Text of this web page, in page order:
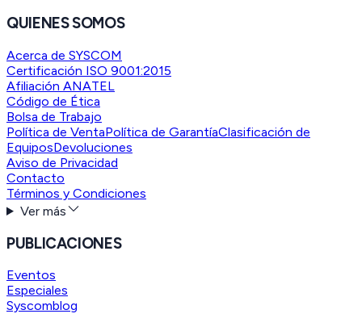
QUIENES SOMOS
Acerca de SYSCOM
Certificación ISO 9001:2015
Afiliación ANATEL
Código de Ética
Bolsa de Trabajo
Política de VentaPolítica de GarantíaClasificación de
EquiposDevoluciones
Aviso de Privacidad
Contacto
Términos y Condiciones
Ver más
PUBLICACIONES
Eventos
Especiales
Syscomblog